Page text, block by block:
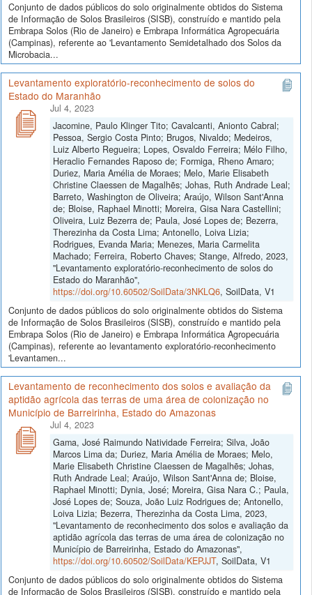
Conjunto de dados públicos do solo originalmente obtidos do Sistema
de Informação de Solos Brasileiros (SISB), construído e mantido pela
Embrapa Solos (Rio de Janeiro) e Embrapa Informática Agropecuária
(Campinas), referente ao 'Levantamento Semidetalhado dos Solos da
Microbacia...
Levantamento exploratório-reconhecimento de solos do
Estado do Maranhão
Jul 4, 2023
Jacomine, Paulo Klinger Tito; Cavalcanti, Anionto Cabral;
Pessoa, Sergio Costa Pinto; Brugos, Nivaldo; Medeiros,
Luiz Alberto Regueira; Lopes, Osvaldo Ferreira; Mélo Filho,
Heraclio Fernandes Raposo de; Formiga, Rheno Amaro;
Duriez, Maria Amélia de Moraes; Melo, Marie Elisabeth
Christine Claessen de Magalhẽs; Johas, Ruth Andrade Leal;
Barreto, Washington de Oliveira; Araújo, Wilson Sant'Anna
de; Bloise, Raphael Minotti; Moreira, Gisa Nara Castellini;
Oliveira, Luiz Bezerra de; Paula, José Lopes de; Bezerra,
Therezinha da Costa Lima; Antonello, Loiva Lizia;
Rodrigues, Evanda Maria; Menezes, Maria Carmelita
Machado; Ferreira, Roberto Chaves; Stange, Alfredo, 2023,
"Levantamento exploratório-reconhecimento de solos do
Estado do Maranhão",
https://doi.org/10.60502/SoilData/3NKLQ6, SoilData, V1
Conjunto de dados públicos do solo originalmente obtidos do Sistema
de Informação de Solos Brasileiros (SISB), construído e mantido pela
Embrapa Solos (Rio de Janeiro) e Embrapa Informática Agropecuária
(Campinas), referente ao levantamento exploratório-reconhecimento
'Levantamen...
Levantamento de reconhecimento dos solos e avaliação da
aptidão agrícola das terras de uma área de colonização no
Município de Barreirinha, Estado do Amazonas
Jul 4, 2023
Gama, José Raimundo Natividade Ferreira; Silva, João
Marcos Lima da; Duriez, Maria Amélia de Moraes; Melo,
Marie Elisabeth Christine Claessen de Magalhẽs; Johas,
Ruth Andrade Leal; Araújo, Wilson Sant'Anna de; Bloise,
Raphael Minotti; Dynia, José; Moreira, Gisa Nara C.; Paula,
José Lopes de; Souza, João Luiz Rodrigues de; Antonello,
Loiva Lizia; Bezerra, Therezinha da Costa Lima, 2023,
"Levantamento de reconhecimento dos solos e avaliação da
aptidão agrícola das terras de uma área de colonização no
Município de Barreirinha, Estado do Amazonas",
https://doi.org/10.60502/SoilData/KEPJJT, SoilData, V1
Conjunto de dados públicos do solo originalmente obtidos do Sistema
de Informação de Solos Brasileiros (SISB), construído e mantido pela